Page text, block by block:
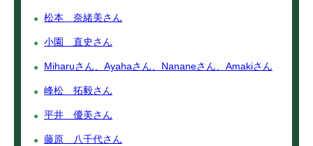
松本 奈緒美さん
小園 直史さん
Miharuさん、Ayahaさん、Nananeさん、Amakiさん
峰松 拓毅さん
平井 優美さん
藤原 八千代さん